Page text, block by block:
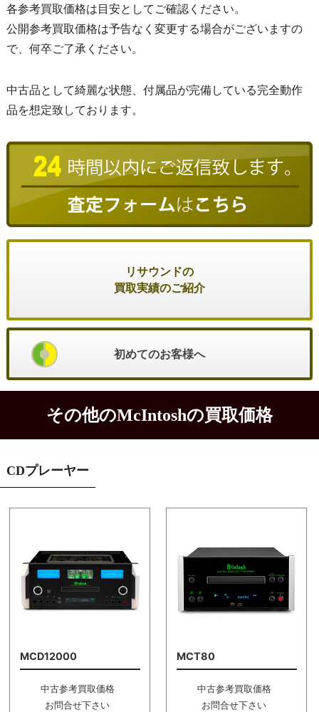
各参考買取価格は目安としてご確認ください。
公開参考買取価格は予告なく変更する場合がございますの
で、何卒ご了承ください。
中古品として綺麗な状態、付属品が完備している完全動作
品を想定致しております。
リサウンドの
買取実績のご紹介
初めてのお客様へ
その他のMcIntoshの買取価格
CDプレーヤー
MCD12000
中古参考買取価格
お問合せ下さい
MCT80
中古参考買取価格
お問合せ下さい